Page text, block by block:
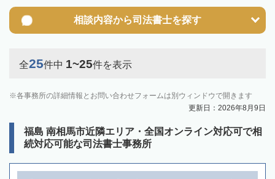
相談内容から司法書士を探す
全25件中 1~25件を表示
各事務所の詳細情報とお問い合わせフォームは別ウィンドウで開きます
更新日：2026年8月9日
福島 南相馬市近隣エリア・全国オンライン対応可で相
続対応可能な司法書士事務所